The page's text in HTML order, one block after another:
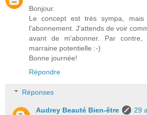
Bonjour.
Le concept est très sympa,
l'abonnement. J'attends de voir
avant de m'abonner. Par
marraine potentielle :-)
Bonne journée!
Répondre
Réponses
Audrey Beauté Bien-être
29